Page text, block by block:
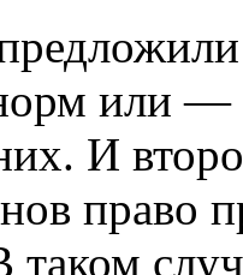
или —
них. И
право
таком